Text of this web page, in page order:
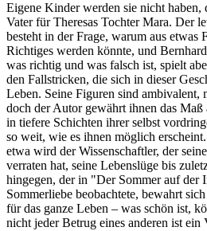
Eigene Kinder werden sie nicht
Vater für Theresas Tochter Mara. Der
besteht in der Frage, warum aus etwas
Richtiges werden könnte, und
was richtig und was falsch ist, spielt
den Fallstricken, die sich in dieser
Leben. Seine Figuren sind ambivalent,
doch der Autor gewährt ihnen das Maß
in tiefere Schichten ihrer selbst
so weit, wie es ihnen möglich
etwa wird der Wissenschaftler, der
verraten hat, seine Lebenslüge bis
hingegen, der in "Der Sommer auf der
Sommerliebe beobachtete, bewahrt
für das ganze Leben – was schön ist,
nicht jeder Betrug eines anderen ist ein